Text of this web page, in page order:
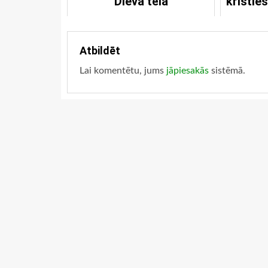
Atbildēt
Lai komentētu, jums jāpiesakās sistēmā.